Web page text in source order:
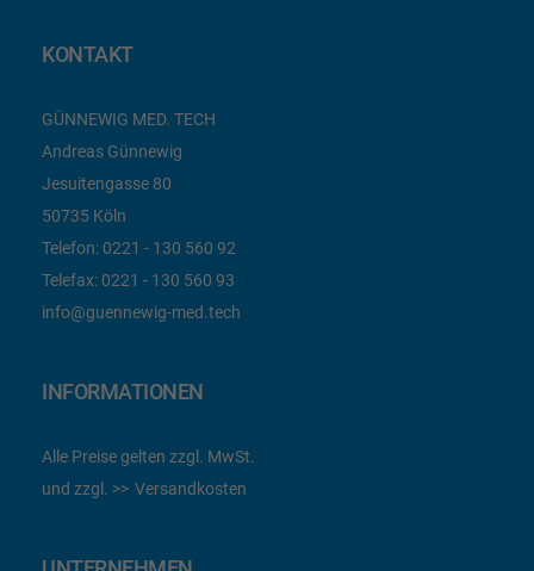
KONTAKT
GÜNNEWIG MED. TECH
Andreas Günnewig
Jesuitengasse 80
50735 Köln
Telefon: 0221 - 130 560 92
Telefax: 0221 - 130 560 93
info@guennewig-med.tech
INFORMATIONEN
Alle Preise gelten zzgl. MwSt.
und zzgl.
Versandkosten